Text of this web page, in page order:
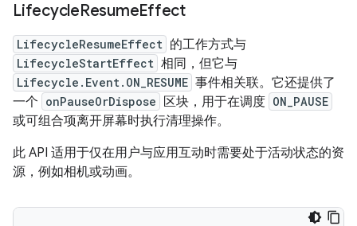
LifecycleResumeEffect
LifecycleResumeEffect 的工作方式与
LifecycleStartEffect 相同，但它与
Lifecycle.Event.ON_RESUME 事件相关联。它还提供了
一个 onPauseOrDispose 区块，用于在调度 ON_PAUSE
或可组合项离开屏幕时执行清理操作。
此 API 适用于仅在用户与应用互动时需要处于活动状态的资
源，例如相机或动画。